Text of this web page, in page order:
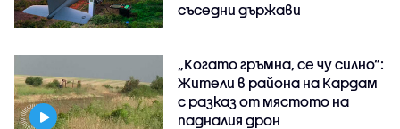
съседни държави
„Когато гръмна, се чу силно“:
Жители в района на Кардам
с разказ от мястото на
падналия дрон